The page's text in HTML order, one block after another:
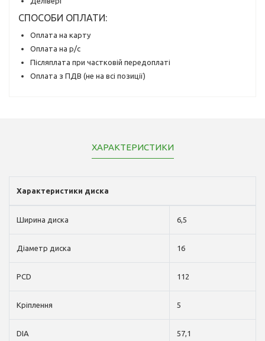
СПОСОБИ ОПЛАТИ:
Оплата на карту
Оплата на р/с
Післяплата при частковій передоплаті
Оплата з ПДВ (не на всі позиції)
ХАРАКТЕРИСТИКИ
Характеристики диска
Ширина диска 6,5
Діаметр диска 16
PCD 112
Кріплення 5
DIA 57,1